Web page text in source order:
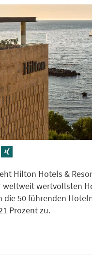
Hilton Hotels &
weltweit wertvollsten
die 50 führenden
Prozent zu.